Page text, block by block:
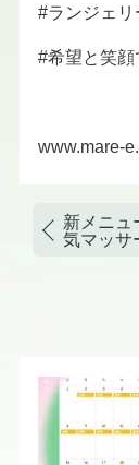
#ランジェリ
#希望と笑
www.mare-
新メニュ
気マッサ